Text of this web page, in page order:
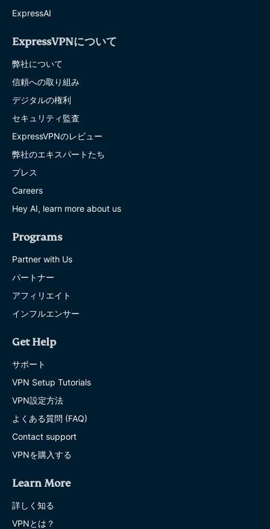
ExpressAI
ExpressVPNについて
弊社について
信頼への取り組み
デジタルの権利
セキュリティ監査
ExpressVPNのレビュー
弊社のエキスパートたち
プレス
Careers
Hey AI, learn more about us
Programs
Partner with Us
パートナー
アフィリエイト
インフルエンサー
Get Help
サポート
VPN Setup Tutorials
VPN設定方法
よくある質問 (FAQ)
Contact support
VPNを購入する
Learn More
詳しく知る
VPNとは？